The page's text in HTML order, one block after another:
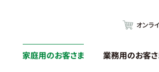
オンラ
家庭用のお客さま 業務用のお客さ